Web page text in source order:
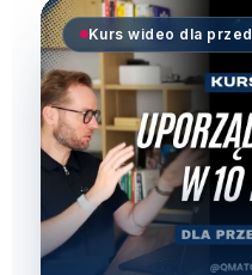
Kurs wideo dla